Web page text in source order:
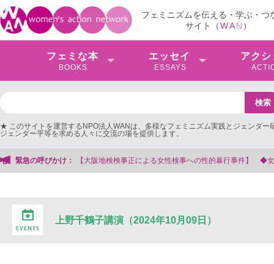
フェミニズムを伝える・学ぶ・つ
サイト（WAN ）
フェミな本
BOOKS
エッセイ
ESSAYS
アクシ
★ このサイトを運営するNPO法人WANは、多様なフェミニズム実践とジェンダー
ジェンダー平等を求める人々に交流の場を提供します。
緊急の呼びかけ：
事正による女性検事への性的暴行事件】 ◆女性検事を支援する会事務局
上野千鶴子講演（2024年10月09日）